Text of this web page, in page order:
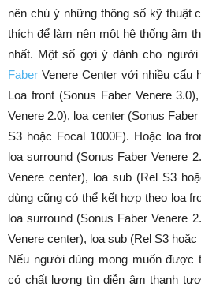
nên chú ý những thông số kỹ thuật
thích để làm nên một hệ thống âm
nhất. Một số gợi ý dành cho
Faber Venere Center với nhiều cấu
Loa front (Sonus Faber Venere
Venere 2.0), loa center (Sonus
S3 hoặc Focal 1000F). Hoặc loa
loa surround (Sonus Faber Venere
Venere center), loa sub (Rel S3
dùng cũng có thể kết hợp theo loa
loa surround (Sonus Faber Venere
Venere center), loa sub (Rel S3 hoặc
Nếu người dùng mong muốn được
có chất lượng tìn diễn âm thanh